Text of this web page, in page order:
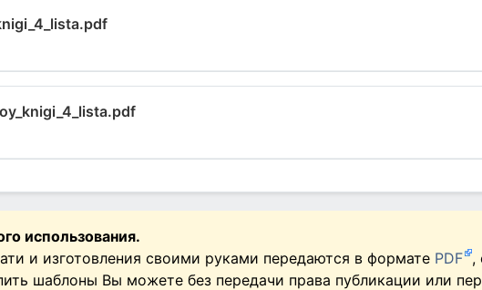
использования.
и изготовления своими руками передаются в формате PDF ,
шаблоны Вы можете без передачи права публикации или